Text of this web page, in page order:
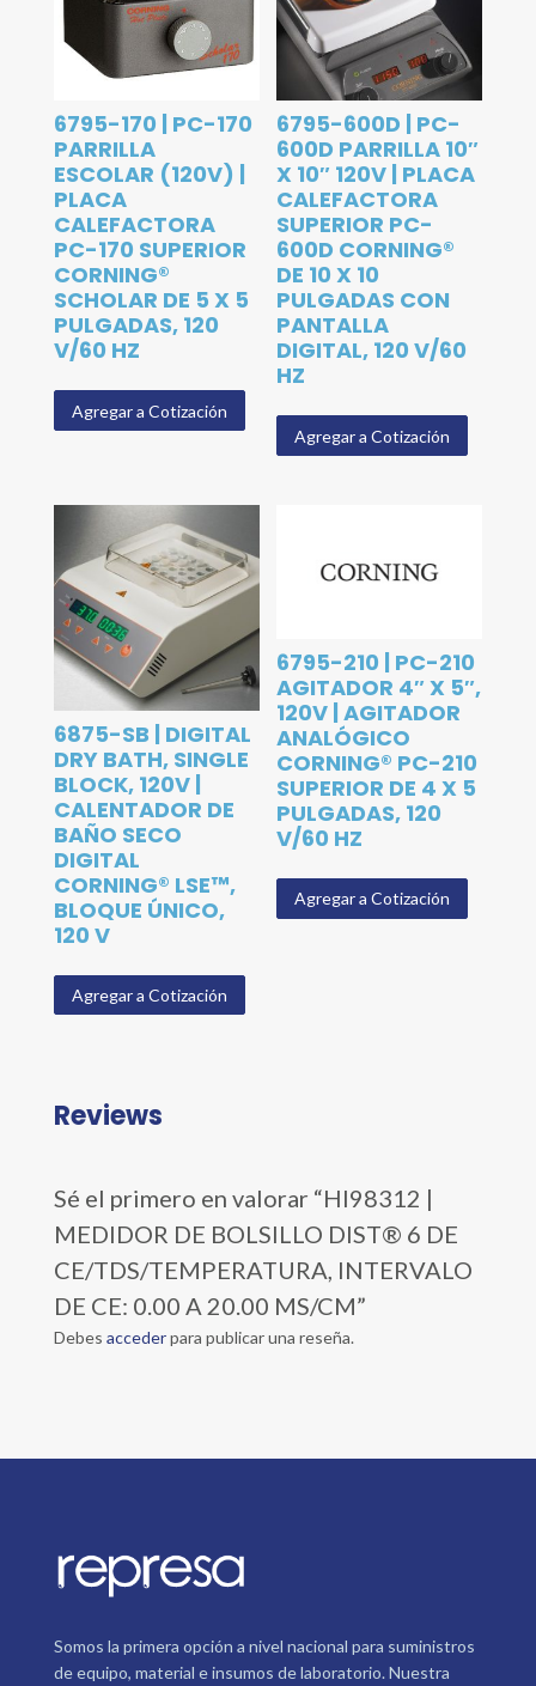
6795-170 | PC-170
PARRILLA
ESCOLAR (120V) |
PLACA
CALEFACTORA
PC-170 SUPERIOR
CORNING®
SCHOLAR DE 5 X 5
PULGADAS, 120
V/60 HZ
Agregar a Cotización
6795-600D | PC-
600D PARRILLA 10″
X 10″ 120V | PLACA
CALEFACTORA
SUPERIOR PC-
600D CORNING®
DE 10 X 10
PULGADAS CON
PANTALLA
DIGITAL, 120 V/60
HZ
Agregar a Cotización
6875-SB | DIGITAL
DRY BATH, SINGLE
BLOCK, 120V |
CALENTADOR DE
BAÑO SECO
DIGITAL
CORNING® LSE™,
BLOQUE ÚNICO,
120 V
Agregar a Cotización
6795-210 | PC-210
AGITADOR 4″ X 5″,
120V | AGITADOR
ANALÓGICO
CORNING® PC-210
SUPERIOR DE 4 X 5
PULGADAS, 120
V/60 HZ
Agregar a Cotización
Reviews
Sé el primero en valorar “HI98312 |
MEDIDOR DE BOLSILLO DIST® 6 DE
CE/TDS/TEMPERATURA, INTERVALO
DE CE: 0.00 A 20.00 MS/CM”
Debes accederpara publicar una reseña.
Somos la primera opción a nivel nacional para suministros
de equipo, material e insumos de laboratorio. Nuestra